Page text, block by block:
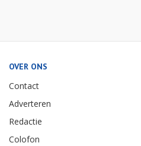
OVER ONS
Contact
Adverteren
Redactie
Colofon